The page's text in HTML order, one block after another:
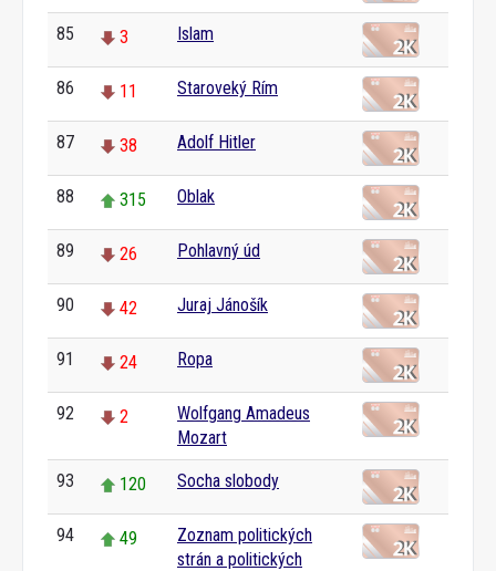
85 3 Islam
86 11 Staroveký Rím
87 38 Adolf Hitler
88 315 Oblak
89 26 Pohlavný úd
90 42 Juraj Jánošík
91 24 Ropa
92 2
Wolfgang Amadeus
Mozart
93 120 Socha slobody
94 49
Zoznam politických
strán a politických